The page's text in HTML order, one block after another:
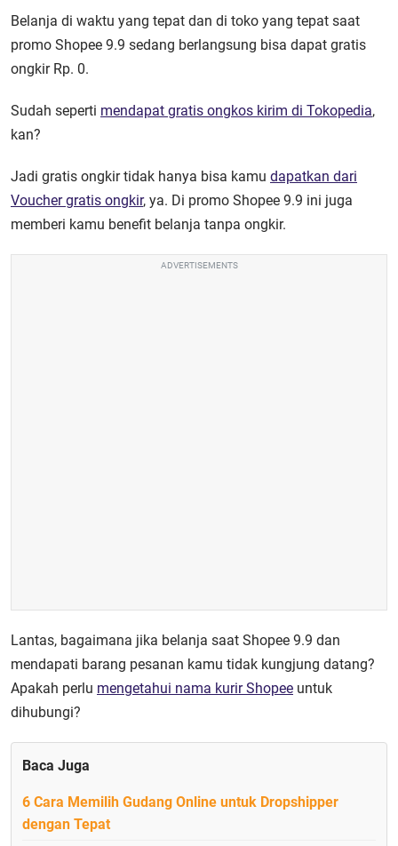
Belanja di waktu yang tepat dan di toko yang tepat saat
promo Shopee 9.9 sedang berlangsung bisa dapat gratis
ongkir Rp. 0.
Sudah seperti mendapat gratis ongkos kirim di Tokopedia,
kan?
Jadi gratis ongkir tidak hanya bisa kamu dapatkan dari
Voucher gratis ongkir, ya. Di promo Shopee 9.9 ini juga
memberi kamu benefit belanja tanpa ongkir.
ADVERTISEMENTS
Lantas, bagaimana jika belanja saat Shopee 9.9 dan
mendapati barang pesanan kamu tidak kungjung datang?
Apakah perlu mengetahui nama kurir Shopee untuk
dihubungi?
Baca Juga
6 Cara Memilih Gudang Online untuk Dropshipper
dengan Tepat